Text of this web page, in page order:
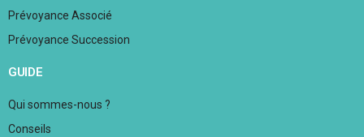
Prévoyance Associé
Prévoyance Succession
GUIDE
Qui sommes-nous ?
Conseils